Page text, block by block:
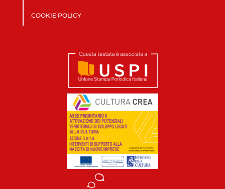
COOKIE POLICY